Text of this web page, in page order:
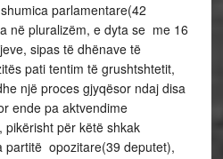
parlamentare(42
në pluralizëm, e dyta se me 16
sipas të dhënave të
pati tentim të grushtshtetit,
një proces gjyqësor ndaj disa
ende pa aktvendime
për këtë shkak
partitë opozitare(39 deputet),